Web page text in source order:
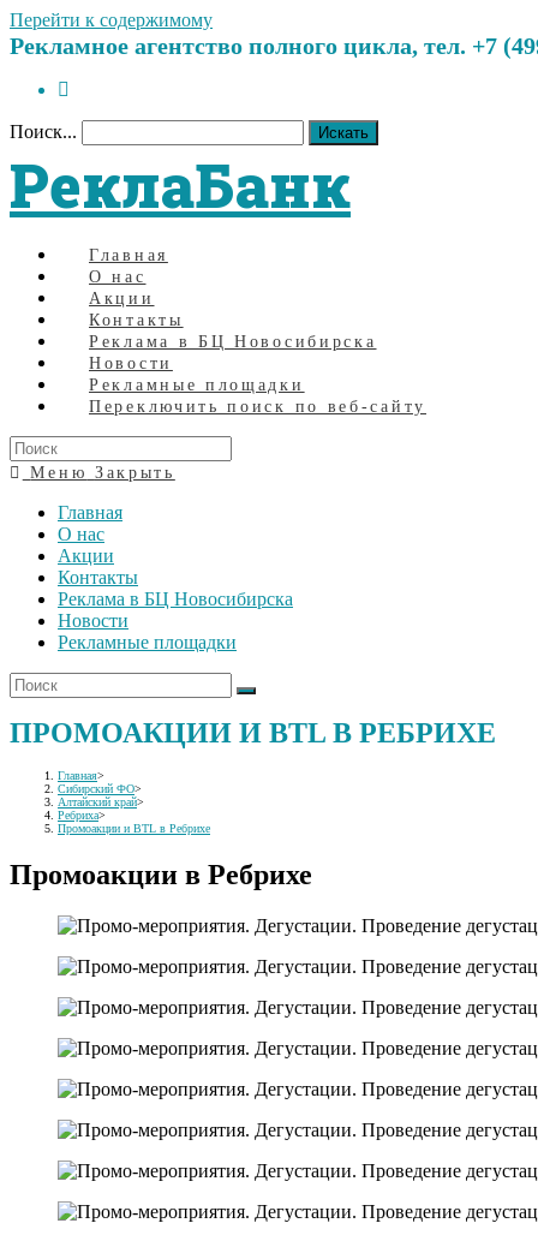
Перейти к содержимому
Рекламное агентство полного цикла, тел. +7
Поиск... Искать
РеклаБанк
Главная
О нас
Акции
Контакты
Реклама в БЦ Новосибирска
Новости
Рекламные площадки
Переключить поиск по веб-сайту
Меню Закрыть
Главная
О нас
Акции
Контакты
Реклама в БЦ Новосибирска
Новости
Рекламные площадки
ПРОМОАКЦИИ И BTL В РЕБРИХЕ
Главная>
Сибирский ФО>
Алтайский край>
Ребриха>
Промоакции и BTL в Ребрихе
Промоакции в Ребрихе